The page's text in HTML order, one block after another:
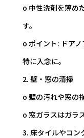
o 中性洗剤を薄め
す。
o ポイント: ドア
特に入念に。
2. 壁・窓の清掃
o 壁の汚れや窓の
o 窓ガラスはガラ
3. 床タイルやコン